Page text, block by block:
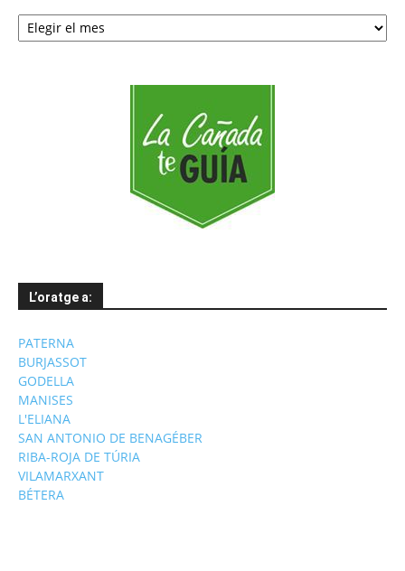
Notícies
per
L’oratge a:
PATERNA
BURJASSOT
GODELLA
MANISES
L'ELIANA
SAN ANTONIO DE BENAGÉBER
RIBA-ROJA DE TÚRIA
VILAMARXANT
BÉTERA